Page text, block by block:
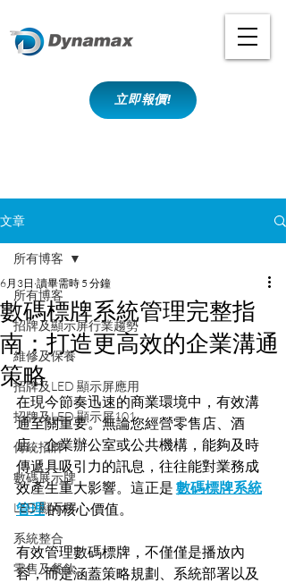
立即報價!
文章
所有博客
招牌及顯示屏行業趨勢
維修及保養
招牌及LED 顯示屏應用
招牌及LED 顯示屏101
傳統招牌
數碼展示牌
LED 顯示屏
系統整合
零售及餐飲
所有博客
數碼標牌系統管理完整指
南：打造更高效的企業溝通
策略
6月3日 讀畢需時 5 分鐘
在現今節奏迅速的商業環境中，有效溝
通至關重要。無論您經營零售店、酒
店、企業辦公室或公共機構，能夠及時
傳遞具吸引力的訊息，往往能對業務成
效產生重大影響。這正是 數碼標牌系統
管理 的核心價值。
有效管理數碼標牌，不僅僅是播放內
容，而是涵蓋策略規劃、系統部署以及